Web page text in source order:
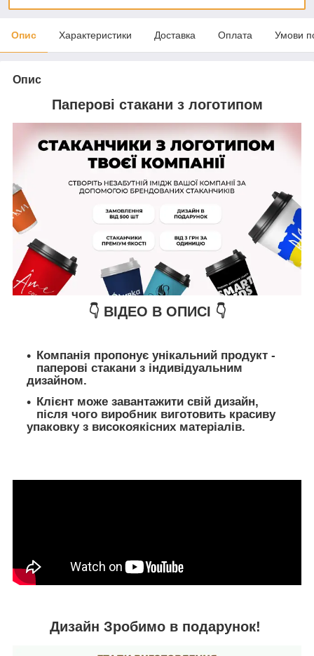
Опис Характеристики Доставка Оплата Умови
Опис
Паперові стакани з логотипом
👇 ВІДЕО В ОПИСІ 👇
Компанія пропонує унікальний продукт -
паперові стакани з індивідуальним
дизайном.
Клієнт може завантажити свій дизайн,
після чого виробник виготовить красиву
упаковку з високоякісних матеріалів.
Дизайн Зробимо в подарунок!